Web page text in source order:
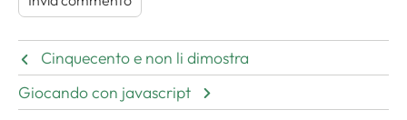
Cinquecento e non li dimostra
Giocando con javascript